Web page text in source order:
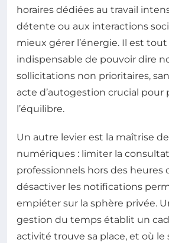
horaires dédiées au travail
détente ou aux interactions
mieux gérer l’énergie. Il est tout
indispensable de pouvoir dire
sollicitations non prioritaires,
acte d’autogestion crucial pour
l’équilibre.
Un autre levier est la maîtrise
numériques : limiter la
professionnels hors des heures
désactiver les notifications
empiéter sur la sphère privée.
gestion du temps établit un
activité trouve sa place, et où le